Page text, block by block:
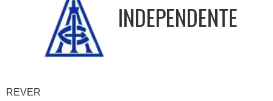
INDEPENDENTE
REVER